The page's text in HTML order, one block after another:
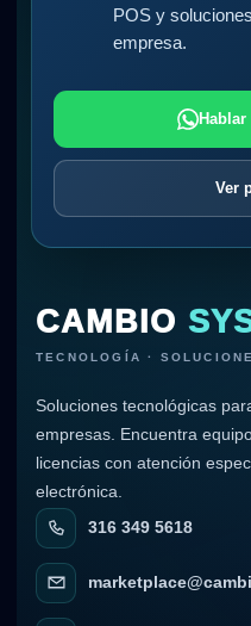
POS y
empresa.
Ver
CAMBIO
TECNOLOGÍA ·
Soluciones tecnológicas
empresas. Encuentra
licencias con atención
electrónica.
316 349 5618